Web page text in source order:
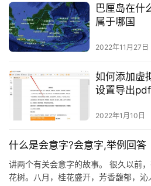
巴厘岛在什
属于哪国
2022年11月27日
如何添加虚
设置导出pdf
2022年1月10日
什么是会意字?会意字,举例回答
讲两个有关会意字的故事。 很久以前
花树。八月，桂花盛开，芳香馥郁，